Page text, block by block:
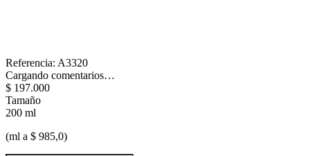
Referencia: A3320
Cargando comentarios…
$ 197.000
Tamaño
200 ml
(ml a $ 985,0)